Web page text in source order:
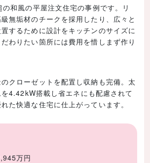
和風の平屋注文住宅の事例です。リ
無垢材のチークを採用したり、広々と
するために設計をキッチンのサイズに
わりたい箇所には費用を惜しまず作り
クローゼットを配置し収納も完備。太
4.42kW搭載し省エネにも配慮されて
た快適な住宅に仕上がっています。
万円